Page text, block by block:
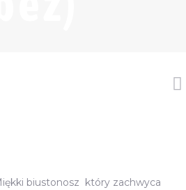
biustonosz który zachwyca